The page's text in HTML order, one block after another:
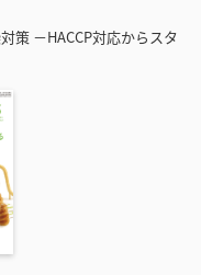
策 －HACCP対応からスタ